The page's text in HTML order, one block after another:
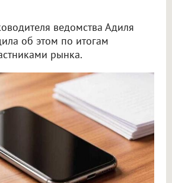
ведомства Адиля
об этом по итогам
рынка.